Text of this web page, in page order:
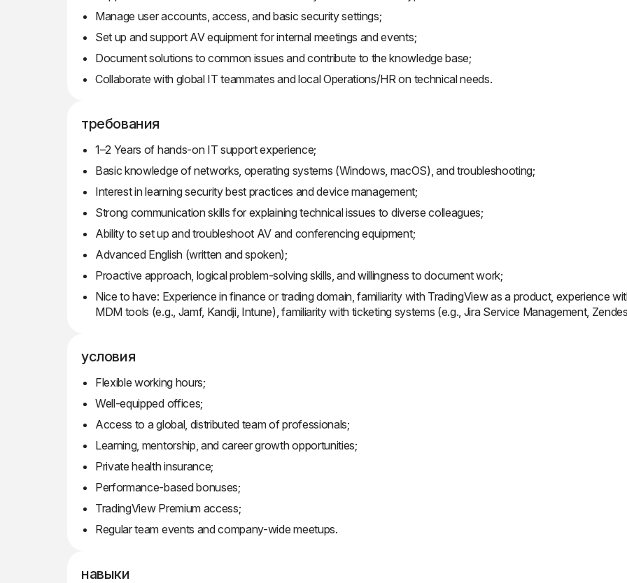
Manage user accounts, access, and basic security settings;
Set up and support AV equipment for internal meetings and events;
Document solutions to common issues and contribute to the knowledge base;
Collaborate with global IT teammates and local Operations/HR on technical needs.
требования
1–2 Years of hands-on IT support experience;
Basic knowledge of networks, operating systems (Windows, macOS), and troubleshooting;
Interest in learning security best practices and device management;
Strong communication skills for explaining technical issues to diverse colleagues;
Ability to set up and troubleshoot AV and conferencing equipment;
Advanced English (written and spoken);
Proactive approach, logical problem-solving skills, and willingness to document work;
Nice to have: Experience in finance or trading domain, familiarity with TradingView as a product, experience
MDM tools (e.g., Jamf, Kandji, Intune), familiarity with ticketing systems (e.g., Jira Service Management,
условия
Flexible working hours;
Well-equipped offices;
Access to a global, distributed team of professionals;
Learning, mentorship, and career growth opportunities;
Private health insurance;
Performance-based bonuses;
TradingView Premium access;
Regular team events and company-wide meetups.
навыки